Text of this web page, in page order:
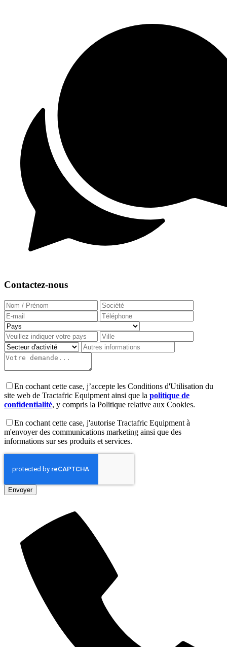
Contactez-nous
En cochant cette case, j’accepte les Conditions d'Utilisation du
site web de Tractafric Equipment ainsi que la politique de
confidentialité, y compris la Politique relative aux Cookies.
En cochant cette case, j'autorise Tractafric Equipment à
m'envoyer des communications marketing ainsi que des
informations sur ses produits et services.